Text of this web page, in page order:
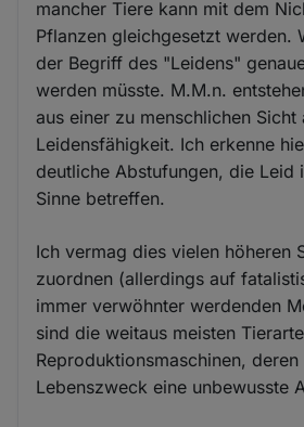
mancher Tiere kann mit dem
Pflanzen gleichgesetzt werden.
der Begriff des "Leidens"
werden müsste. M.M.n.
aus einer zu menschlichen
Leidensfähigkeit. Ich erkenne
deutliche Abstufungen, die Leid
Sinne betreffen.
Ich vermag dies vielen höheren
zuordnen (allerdings auf
immer verwöhnter werdenden
sind die weitaus meisten
Reproduktionsmaschinen,
Lebenszweck eine unbewusste